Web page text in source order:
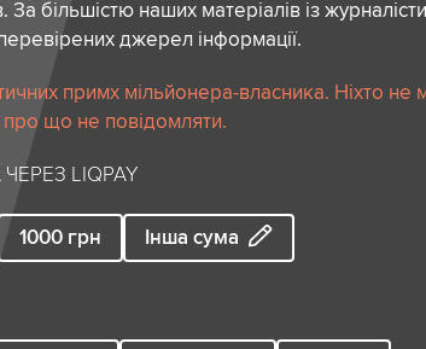
За більшістю наших матеріалів із
джерел інформації.
примх мільйонера-власника. Ніхто не
що не повідомляти.
LIQPAY
1000 грн Інша сума